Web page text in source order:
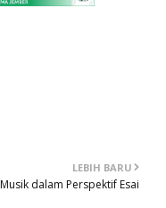
LEBIH BARU
Musik dalam Perspektif Esai